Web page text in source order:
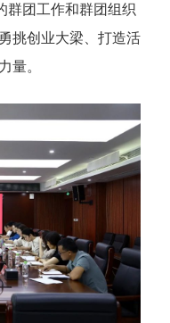
群团工作和群团组织
挑创业大梁、打造活
量。